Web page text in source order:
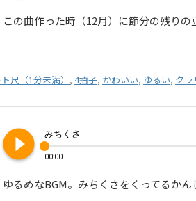
この曲作った時（12月）に節分の残りの
尺（1分未満） , 4拍子, かわいい, ゆるい, クラ
play_circle_filled みちくさ
00:00
ゆるめなBGM。みちくさをくってるかん